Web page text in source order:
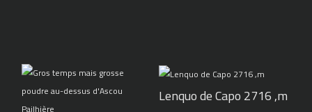
Lenquo de Capo 2716 ,m